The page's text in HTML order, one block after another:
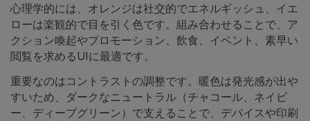
心理学的には、オレンジは社交的でエネルギッシュ、イエ
ローは楽観的で目を引く色です。組み合わせることで、ア
クション喚起やプロモーション、飲食、イベント、素早い
閲覧を求めるUIに最適です。
重要なのはコントラストの調整です。暖色は発光感が出や
すいため、ダークなニュートラル（チャコール、ネイビ
ー、ディープグリーン）で支えることで、デバイスや印刷